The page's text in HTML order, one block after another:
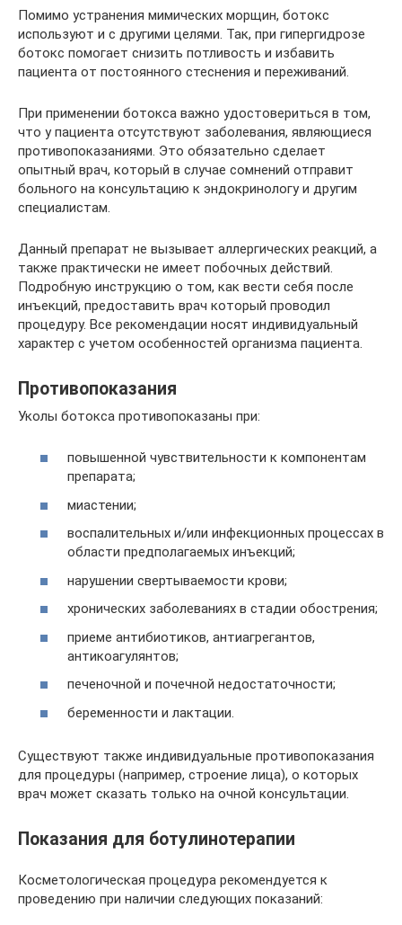
Помимо устранения мимических морщин, ботокс
используют и с другими целями. Так, при гипергидрозе
ботокс помогает снизить потливость и избавить
пациента от постоянного стеснения и переживаний.
При применении ботокса важно удостовериться в том,
что у пациента отсутствуют заболевания, являющиеся
противопоказаниями. Это обязательно сделает
опытный врач, который в случае сомнений отправит
больного на консультацию к эндокринологу и другим
специалистам.
Данный препарат не вызывает аллергических реакций, а
также практически не имеет побочных действий.
Подробную инструкцию о том, как вести себя после
инъекций, предоставить врач который проводил
процедуру. Все рекомендации носят индивидуальный
характер с учетом особенностей организма пациента.
Противопоказания
Уколы ботокса противопоказаны при:
повышенной чувствительности к компонентам
препарата;
миастении;
воспалительных и/или инфекционных процессах в
области предполагаемых инъекций;
нарушении свертываемости крови;
хронических заболеваниях в стадии обострения;
приеме антибиотиков, антиагрегантов,
антикоагулянтов;
печеночной и почечной недостаточности;
беременности и лактации.
Существуют также индивидуальные противопоказания
для процедуры (например, строение лица), о которых
врач может сказать только на очной консультации.
Показания для ботулинотерапии
Косметологическая процедура рекомендуется к
проведению при наличии следующих показаний: